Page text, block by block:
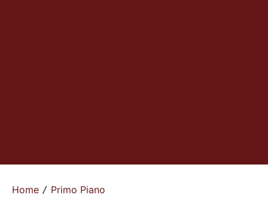
Home / Primo Piano